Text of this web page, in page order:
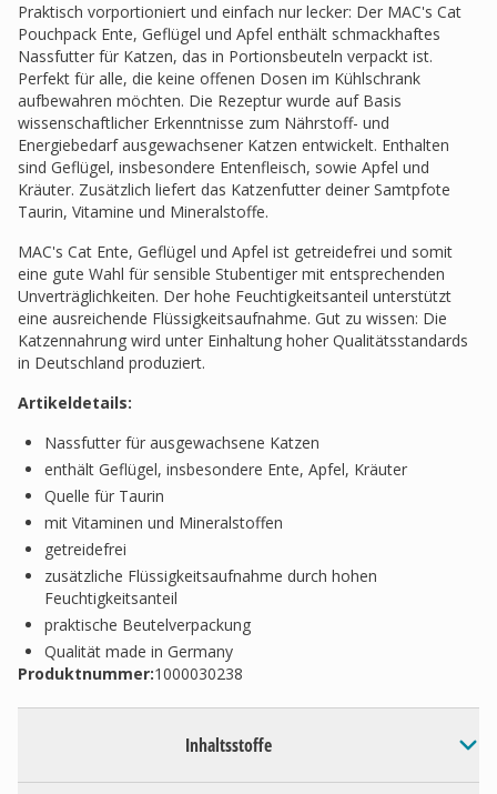
Praktisch vorportioniert und einfach nur lecker: Der MAC's Cat
Pouchpack Ente, Geflügel und Apfel enthält schmackhaftes
Nassfutter für Katzen, das in Portionsbeuteln verpackt ist.
Perfekt für alle, die keine offenen Dosen im Kühlschrank
aufbewahren möchten. Die Rezeptur wurde auf Basis
wissenschaftlicher Erkenntnisse zum Nährstoff- und
Energiebedarf ausgewachsener Katzen entwickelt. Enthalten
sind Geflügel, insbesondere Entenfleisch, sowie Apfel und
Kräuter. Zusätzlich liefert das Katzenfutter deiner Samtpfote
Taurin, Vitamine und Mineralstoffe.
MAC's Cat Ente, Geflügel und Apfel ist getreidefrei und somit
eine gute Wahl für sensible Stubentiger mit entsprechenden
Unverträglichkeiten. Der hohe Feuchtigkeitsanteil unterstützt
eine ausreichende Flüssigkeitsaufnahme. Gut zu wissen: Die
Katzennahrung wird unter Einhaltung hoher Qualitätsstandards
in Deutschland produziert.
Artikeldetails:
Nassfutter für ausgewachsene Katzen
enthält Geflügel, insbesondere Ente, Apfel, Kräuter
Quelle für Taurin
mit Vitaminen und Mineralstoffen
getreidefrei
zusätzliche Flüssigkeitsaufnahme durch hohen
Feuchtigkeitsanteil
praktische Beutelverpackung
Qualität made in Germany
Produktnummer:1000030238
Inhaltsstoffe